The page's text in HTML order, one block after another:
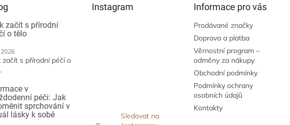
začít s přírodní
o tělo
začít s přírodní péčí o
v
péči: Jak
sprchování v
lásky k sobě
Instagram
Sledovat na
Informace pro vás
Prodávané značky
Doprava a platba
Věrnostní program –
odměny za nákupy
Obchodní podmínky
Podmínky ochrany
osobních údajů
Kontakty